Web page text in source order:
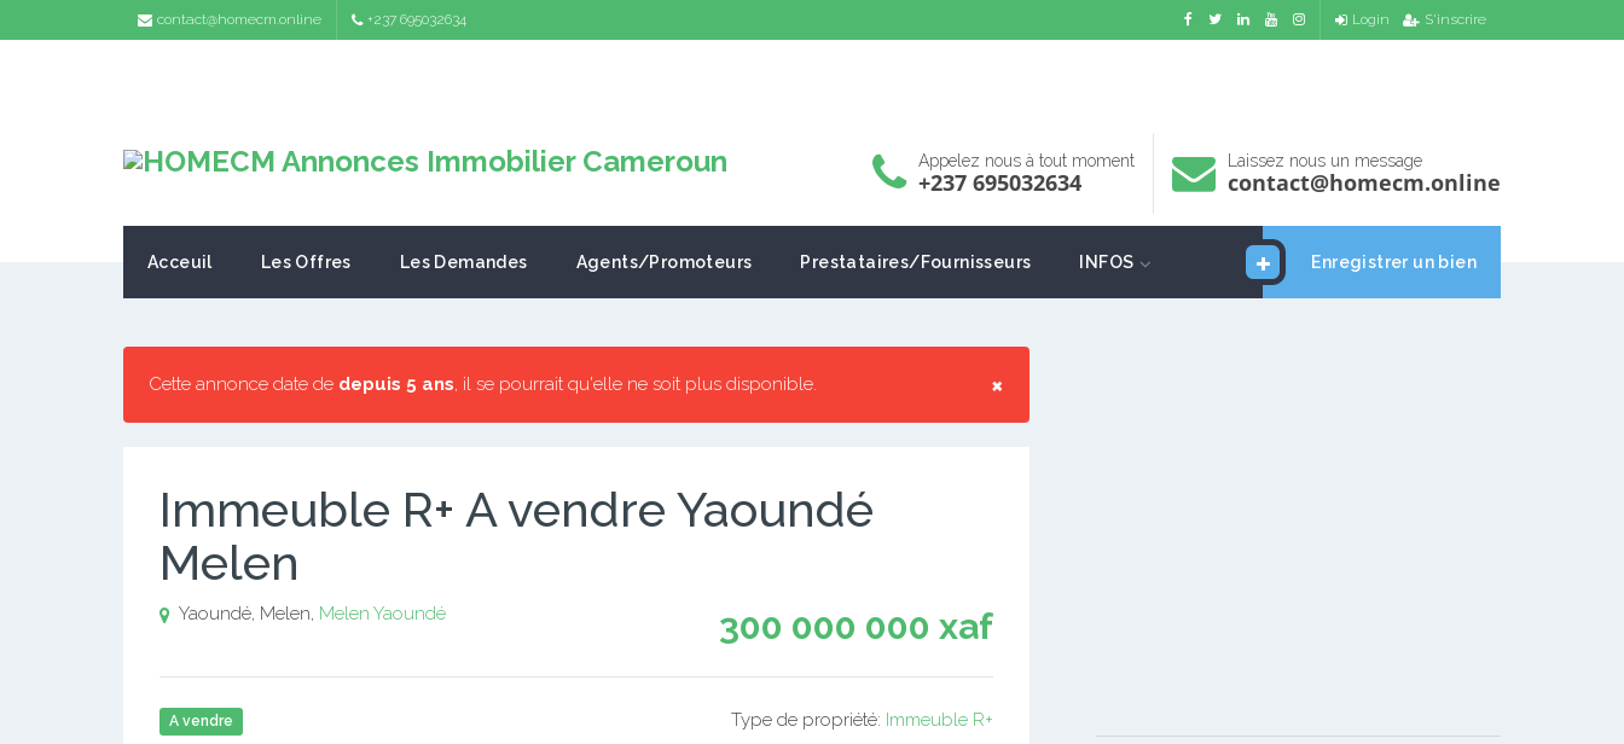
contact@homecm.online +237 695032634 Login S'inscrire
Appelez nous à tout moment
+237 695032634
Laissez nous un message
contact@homecm.online
Enregistrer un bien
Acceuil Les Offres Les Demandes Agents/Promoteurs Prestataires/Fournisseurs INFOS
×
Cette annonce date de depuis 5 ans, il se pourrait qu'elle ne soit plus disponible.
Immeuble R+ A vendre Yaoundé
Melen
300 000 000 xaf
Yaoundé, Melen, Melen Yaoundé
A vendre Type de propriété: Immeuble R+